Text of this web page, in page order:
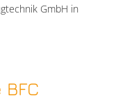
GmbH in